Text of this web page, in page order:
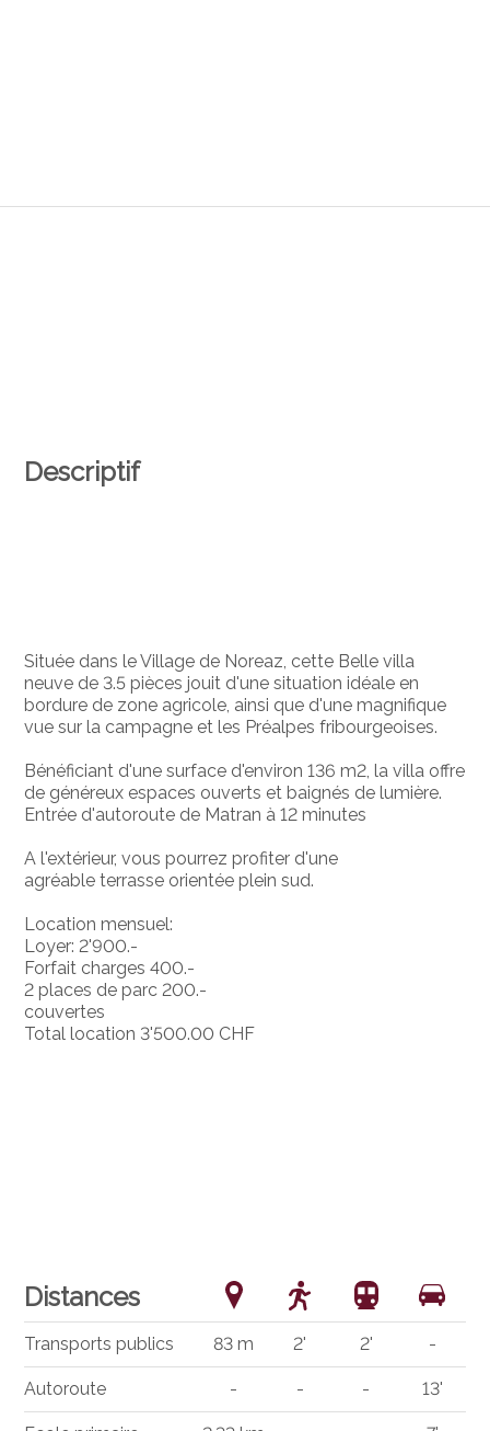
Descriptif
Située dans le Village de Noreaz, cette Belle villa
neuve de 3.5 pièces jouit d'une situation idéale en
bordure de zone agricole, ainsi que d'une magnifique
vue sur la campagne et les Préalpes fribourgeoises.
Bénéficiant d'une surface d'environ 136 m2, la villa offre
de généreux espaces ouverts et baignés de lumière.
Entrée d'autoroute de Matran à 12 minutes
A l'extérieur, vous pourrez profiter d'une
agréable terrasse orientée plein sud.
Location mensuel:
Loyer: 2'900.-
Forfait charges 400.-
2 places de parc 200.-
couvertes
Total location 3'500.00 CHF
Distances
Transports publics 83 m 2' 2' -
Autoroute - - - 13'